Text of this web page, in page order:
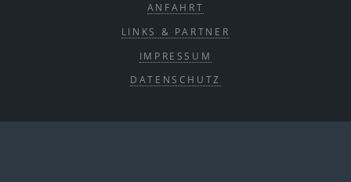
ANFAHRT
LINKS & PARTNER
IMPRESSUM
DATENSCHUTZ